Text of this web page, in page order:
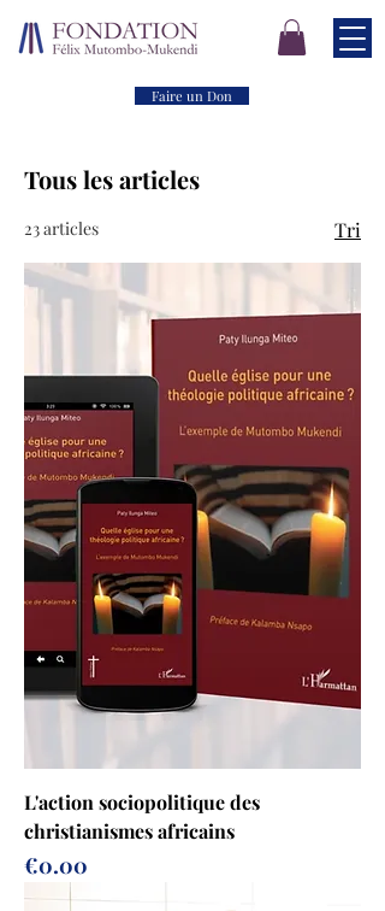
Faire un Don
Tous les articles
23 articles Tri
L'action sociopolitique des
christianismes africains
Prix
€0.00